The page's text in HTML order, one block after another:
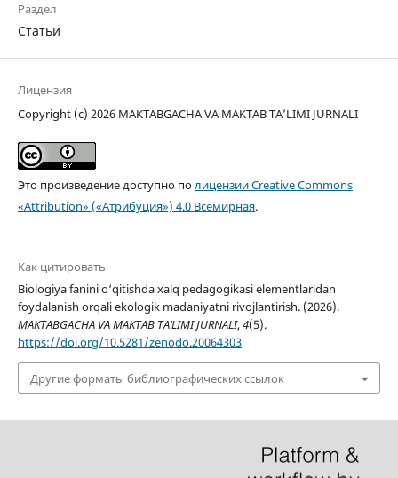
Раздел
Статьи
Лицензия
Copyright (c) 2026 MAKTABGACHA VA MAKTAB TA’LIMI JURNALI
Это произведение доступно полицензии Creative Commons
«Attribution» («Атрибуция») 4.0 Всемирная.
Как цитировать
Biologiya fanini o‘qitishda xalq pedagogikasi elementlaridan
foydalanish orqali ekologik madaniyatni rivojlantirish. (2026).
MAKTABGACHA VA MAKTAB TA’LIMI JURNALI,4(5).
https://doi.org/10.5281/zenodo.20064303
Другие форматы библиографических ссылок